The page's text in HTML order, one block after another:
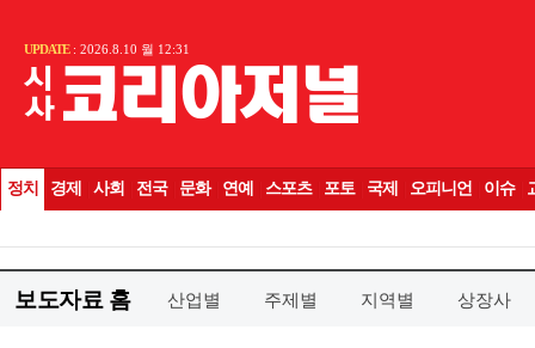
보도자료 홈 산업별 주제별 지역별 상장사